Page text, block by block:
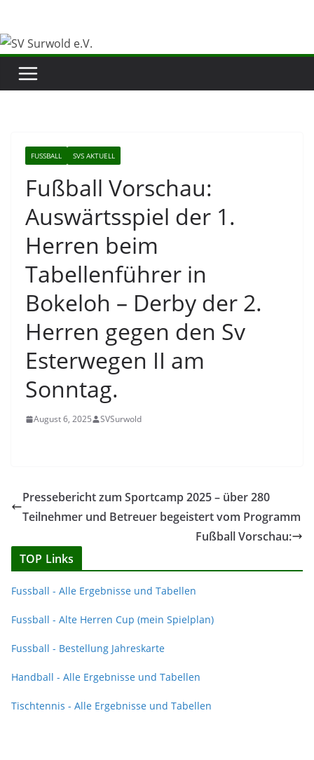
springen
FUSSBALL SVS AKTUELL
Fußball Vorschau:
Auswärtsspiel der 1.
Herren beim
Tabellenführer in
Bokeloh – Derby der 2.
Herren gegen den Sv
Esterwegen II am
Sonntag.
August 6, 2025 SVSurwold
Pressebericht zum Sportcamp 2025 – über 280
Teilnehmer und Betreuer begeistert vom Programm
Fußball Vorschau:
TOP Links
Fussball - Alle Ergebnisse und Tabellen
Fussball - Alte Herren Cup (mein Spielplan)
Fussball - Bestellung Jahreskarte
Handball - Alle Ergebnisse und Tabellen
Tischtennis - Alle Ergebnisse und Tabellen